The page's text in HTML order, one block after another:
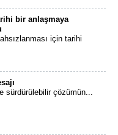
bir anlaşmaya
için tarihi
sürdürülebilir çözümün...